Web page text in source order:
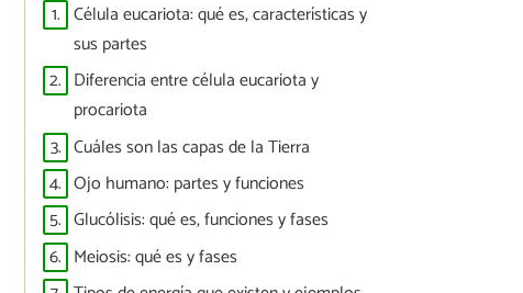
1. Célula eucariota: qué es, características y
sus partes
2. Diferencia entre célula eucariota y
procariota
3. Cuáles son las capas de la Tierra
4. Ojo humano: partes y funciones
5. Glucólisis: qué es, funciones y fases
6. Meiosis: qué es y fases